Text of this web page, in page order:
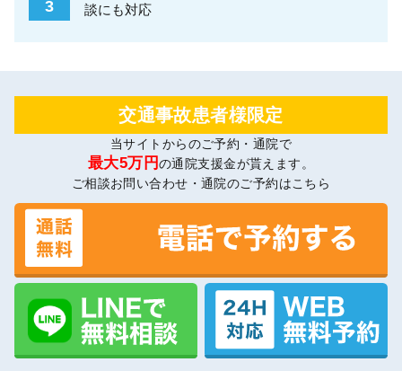
3
談にも対応
交通事故患者様限定
当サイトからのご予約・通院で
最大5万円の通院支援金が貰えます。
ご相談お問い合わせ・通院のご予約はこちら